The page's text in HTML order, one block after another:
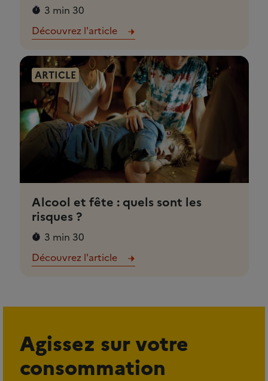
3 min 30
Découvrez l'article
ARTICLE
Alcool et fête : quels sont les
risques ?
3 min 30
Découvrez l'article
Agissez sur votre
consommation